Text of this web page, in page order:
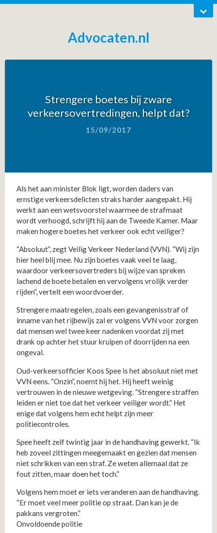
Advocaten.nl
Strengere boetes bij zware
verkeersovertredingen, helpt dat?
15/09/2017
Als het aan minister Blok ligt, worden daders van
ernstige verkeersdelicten straks harder aangepakt. Hij
werkt aan een wetsvoorstel waarmee de strafmaat
wordt verhoogd, schrijft hij aan de Tweede Kamer. Maar
maken hogere boetes het verkeer ook echt veiliger?
“Absoluut”, zegt Veilig Verkeer Nederland (VVN). “Wij zijn
hier heel blij mee. Nu zijn boetes vaak veel te laag,
waardoor verkeersovertreders bij wijze van spreken
lachend de boete betalen en vervolgens vrolijk verder
rijden”, vertelt een woordvoerder.
Strengere maatregelen, zoals een gevangenisstraf of
inname van het rijbewijs zal er volgens VVN voor zorgen
dat mensen wel twee keer nadenken voordat zij met
drank op achter het stuur kruipen of doorrijden na een
ongeval.
Oud-verkeersofficier Koos Spee is het absoluut niet met
VVN eens. “Onzin”, noemt hij het. Hij heeft weinig
vertrouwen in de nieuwe wetgeving. “Strengere straffen
leiden er niet toe dat het verkeer veiliger wordt.” Het
enige dat volgens hem echt helpt zijn meer
politiecontroles.
Spee heeft zelf twintig jaar in de handhaving gewerkt. “Ik
heb zoveel zittingen meegemaakt en gezien dat mensen
niet schrikken van een straf. Ze weten allemaal dat ze
fout zitten, maar doen het toch.”
Volgens hem moet er iets veranderen aan de handhaving.
“Er moet veel meer politie op straat. Dan kan je de
pakkans vergroten.”
Onvoldoende politie